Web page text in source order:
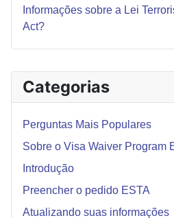
Categorias
Perguntas Mais Populares
Sobre o Visa Waiver Program
Introdução
Preencher o pedido ESTA
Atualizando suas informações
Informações sobre a Lei
Act?